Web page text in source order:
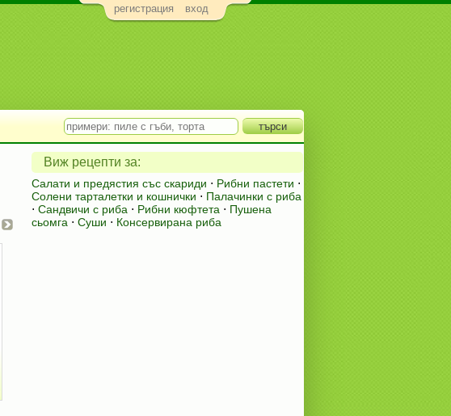
регистрация вход
Виж рецепти за:
Салати и предястия със скариди ⋅ Рибни пастети ⋅
Солени тарталетки и кошнички ⋅ Палачинки с риба
⋅ Сандвичи с риба ⋅ Рибни кюфтета ⋅ Пушена
сьомга ⋅ Суши ⋅ Консервирана риба